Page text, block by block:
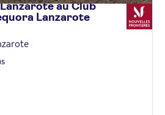
au Club
Lanzarote